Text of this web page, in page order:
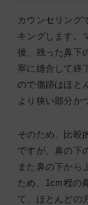
カウンセリング
キングします。
後、残った鼻下
寧に縫合して終
ので傷跡はほと
より狭い部分か
そのため、比較
ですが、鼻の下
また鼻の下から
ため、1cm程の
て、ほとんどの